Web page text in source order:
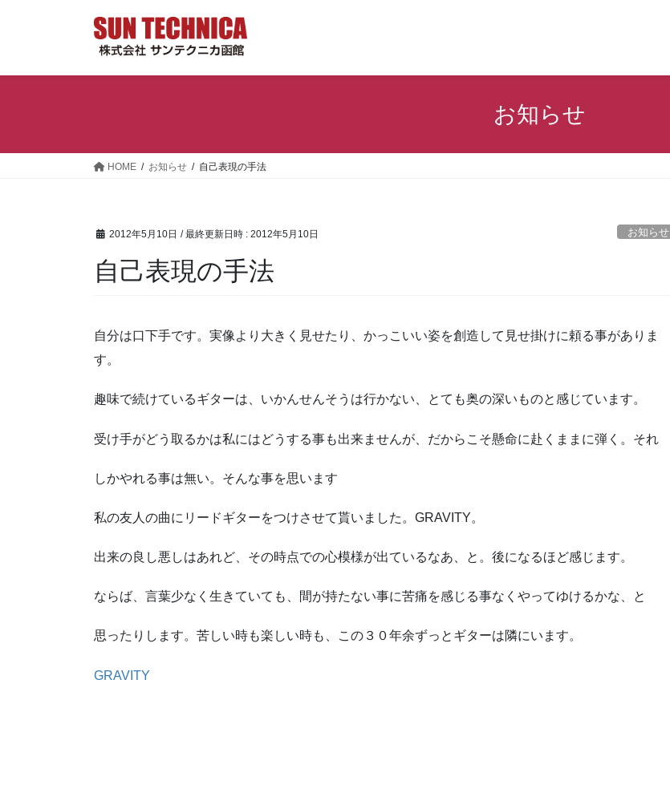
お知らせ
HOME お知らせ 自己表現の手法
2012年5月10日 / 最終更新日時 : 2012年5月10日 お知らせ
自己表現の手法
自分は口下手です。実像より大きく見せたり、かっこいい姿を創造して見せ掛けに頼る事がありま
す。
趣味で続けているギターは、いかんせんそうは行かない、とても奥の深いものと感じています。
受け手がどう取るかは私にはどうする事も出来ませんが、だからこそ懸命に赴くままに弾く。それ
しかやれる事は無い。そんな事を思います
私の友人の曲にリードギターをつけさせて貰いました。GRAVITY。
出来の良し悪しはあれど、その時点での心模様が出ているなあ、と。後になるほど感じます。
ならば、言葉少なく生きていても、間が持たない事に苦痛を感じる事なくやってゆけるかな、と
思ったりします。苦しい時も楽しい時も、この３０年余ずっとギターは隣にいます。
GRAVITY